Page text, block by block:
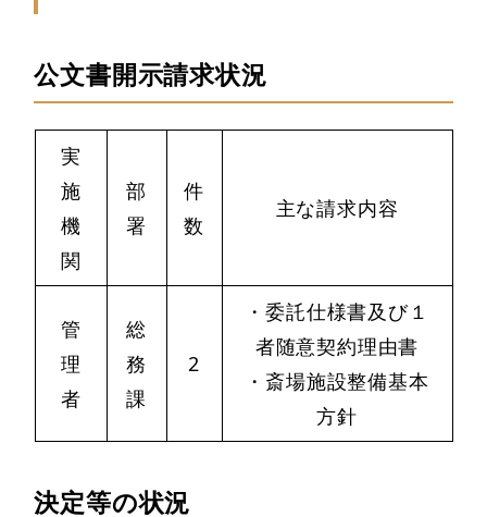
公文書開示請求状況
実
施
機
関
部
署
件
数
主な請求内容
管
理
者
総
務
課
2
・委託仕様書及び１
者随意契約理由書
・斎場施設整備基本
方針
決定等の状況